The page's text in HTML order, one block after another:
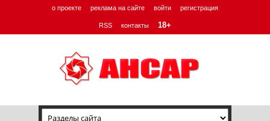
о проекте реклама на сайте войти регистрация
RSS контакты 18+